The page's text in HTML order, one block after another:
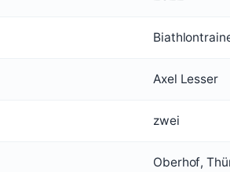
Axel Lesser
zwei
Oberhof,